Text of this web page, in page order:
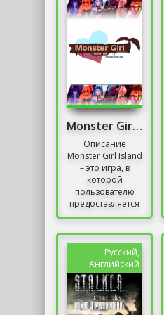
Monster Girl Island
Описание
Monster Girl Island
– это игра, в
которой
пользователю
предоставляется
по-настоящему
непристойного
контента...
Русский,
Английский